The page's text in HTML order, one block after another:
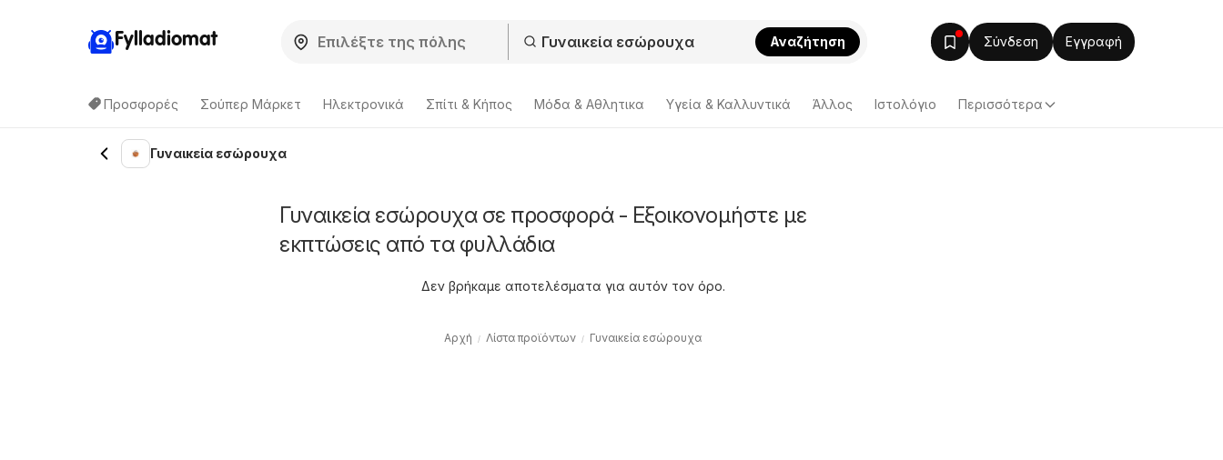
Fylladiomat Αναζήτηση Σύνδεση Εγγραφή
Προσφορές Σούπερ Μάρκετ Hλεκτρονικά Σπίτι & Κήπος Μόδα & Aθλητικα Υγεία & Καλλυντικά Άλλος Ιστολόγιο Περισσότερα
Γυναικεία εσώρουχα
Γυναικεία εσώρουχα σε προσφορά - Εξοικονομήστε με
εκπτώσεις από τα φυλλάδια
Δεν βρήκαμε αποτελέσματα για αυτόν τον όρο.
Αρχή Λίστα προϊόντων Γυναικεία εσώρουχα